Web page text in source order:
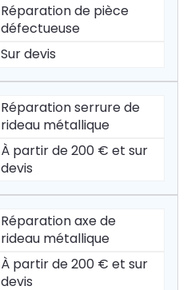
Réparation de pièce
défectueuse
Sur devis
Réparation serrure de
rideau métallique
À partir de 200 € et sur
devis
Réparation axe de
rideau métallique
À partir de 200 € et sur
devis